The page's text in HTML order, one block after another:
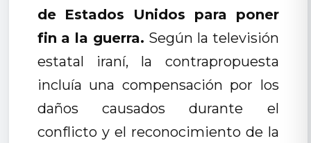
de Estados Unidos para poner
fin a la guerra. Según la televisión
estatal iraní, la contrapropuesta
incluía una compensación por los
daños causados durante el
conflicto y el reconocimiento de la